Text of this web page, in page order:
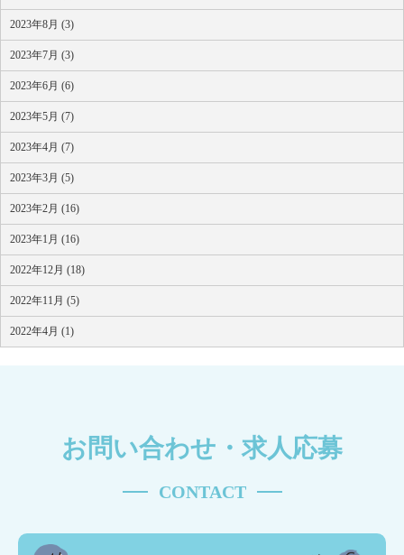
2023年8月 (3)
2023年7月 (3)
2023年6月 (6)
2023年5月 (7)
2023年4月 (7)
2023年3月 (5)
2023年2月 (16)
2023年1月 (16)
2022年12月 (18)
2022年11月 (5)
2022年4月 (1)
お問い合わせ・求人応募
CONTACT